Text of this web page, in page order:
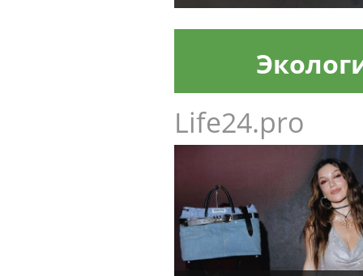
Life24.pro